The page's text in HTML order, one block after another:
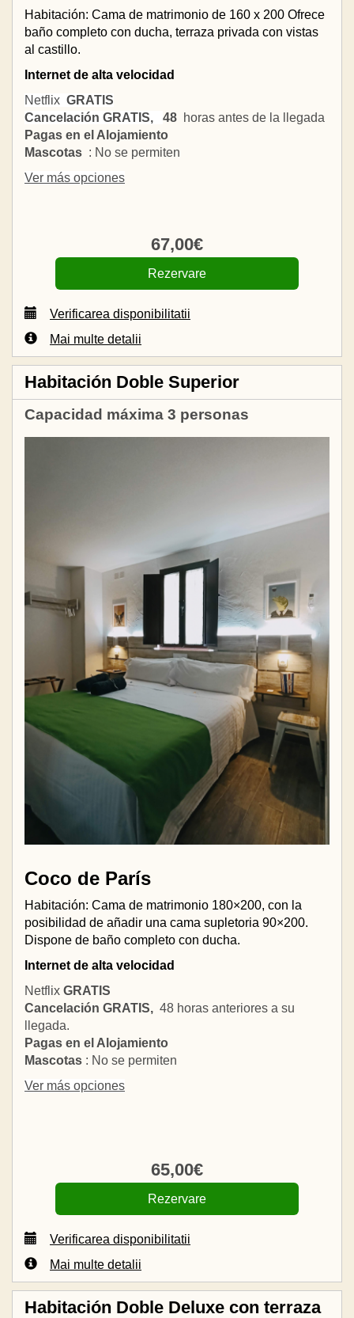
Habitación: Cama de matrimonio de 160 x 200 Ofrece
baño completo con ducha, terraza privada con vistas
al castillo.
Internet de alta velocidad
Netflix GRATIS
Cancelación GRATIS, 48 horas antes de la llegada
Pagas en el Alojamiento
Mascotas : No se permiten
Ver más opciones
67,00€
Verificarea disponibilitatii
Mai multe detalii
Habitación Doble Superior
Capacidad máxima 3 personas
Coco de París
Habitación: Cama de matrimonio 180×200, con la
posibilidad de añadir una cama supletoria 90×200.
Dispone de baño completo con ducha.
Internet de alta velocidad
Netflix GRATIS
Cancelación GRATIS, 48 horas anteriores a su
llegada.
Pagas en el Alojamiento
Mascotas : No se permiten
Ver más opciones
65,00€
Verificarea disponibilitatii
Mai multe detalii
Habitación Doble Deluxe con terraza